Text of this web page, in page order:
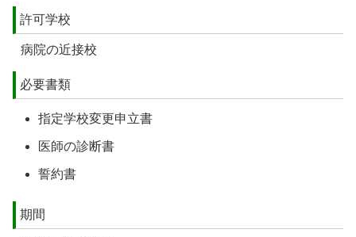
許可学校
病院の近接校
必要書類
指定学校変更申立書
医師の診断書
誓約書
期間